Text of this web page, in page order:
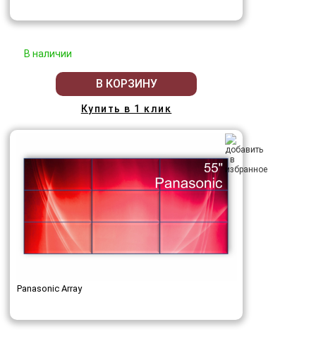
В наличии
В КОРЗИНУ
Купить в 1 клик
Panasonic Array